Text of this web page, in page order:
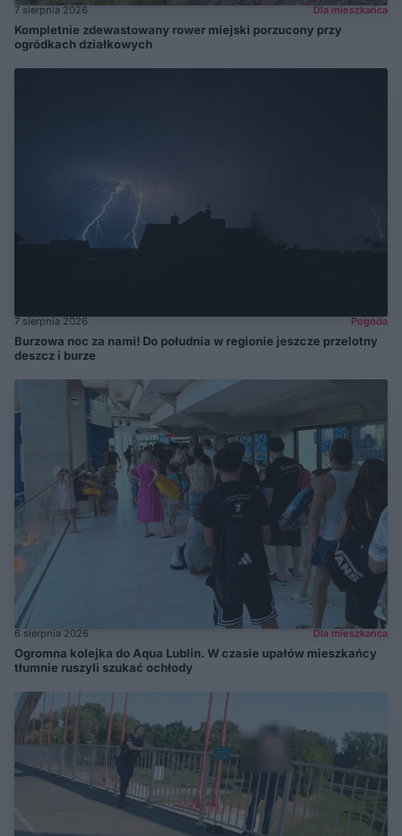
7 sierpnia 2026 Dla mieszkańca
Kompletnie zdewastowany rower miejski porzucony przy
ogródkach działkowych
7 sierpnia 2026 Pogoda
Burzowa noc za nami! Do południa w regionie jeszcze przelotny
deszcz i burze
6 sierpnia 2026 Dla mieszkańca
Ogromna kolejka do Aqua Lublin. W czasie upałów mieszkańcy
tłumnie ruszyli szukać ochłody